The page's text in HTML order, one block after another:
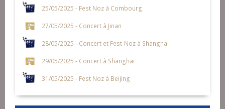
25/05/2025 - Fest Noz à Combourg
27/05/2025 - Concert à Jinan
28/05/2025 - Concert et Fest-Noz à Shanghai
29/05/2025 - Concert à Shanghai
31/05/2025 - Fest Noz à Beijing